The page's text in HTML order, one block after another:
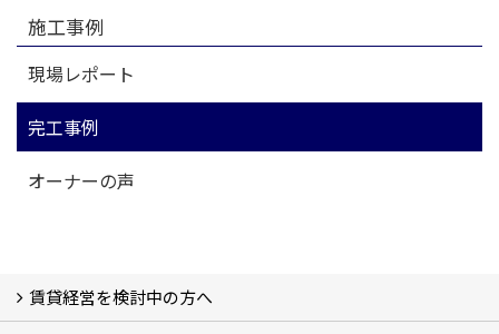
施工事例
現場レポート
完工事例
オーナーの声
賃貸経営を検討中の方へ